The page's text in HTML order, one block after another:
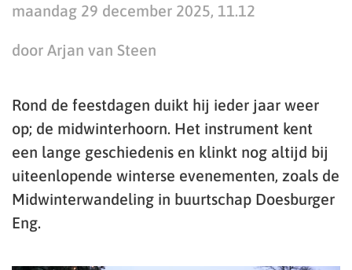
maandag 29 december 2025, 11.12
door Arjan van Steen
Rond de feestdagen duikt hij ieder jaar weer
op; de midwinterhoorn. Het instrument kent
een lange geschiedenis en klinkt nog altijd bij
uiteenlopende winterse evenementen, zoals de
Midwinterwandeling in buurtschap Doesburger
Eng.